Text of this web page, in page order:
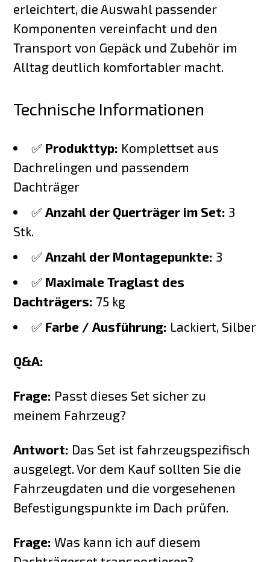
erleichtert, die Auswahl passender
Komponenten vereinfacht und den
Transport von Gepäck und Zubehör im
Alltag deutlich komfortabler macht.
Technische Informationen
✅ Produkttyp: Komplettset aus
Dachrelingen und passendem
Dachträger
✅ Anzahl der Querträger im Set: 3
Stk.
✅ Anzahl der Montagepunkte: 3
✅ Maximale Traglast des
Dachträgers: 75 kg
✅ Farbe / Ausführung: Lackiert, Silber
Q&A:
Frage: Passt dieses Set sicher zu
meinem Fahrzeug?
Antwort: Das Set ist fahrzeugspezifisch
ausgelegt. Vor dem Kauf sollten Sie die
Fahrzeugdaten und die vorgesehenen
Befestigungspunkte im Dach prüfen.
Frage: Was kann ich auf diesem